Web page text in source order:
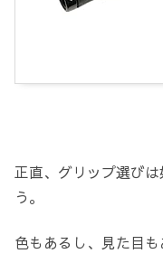
正直、グリップ選び
う。
色もあるし、見た目